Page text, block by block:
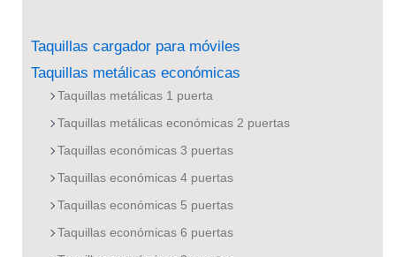
Taquillas cargador para móviles
Taquillas metálicas económicas
Taquillas metálicas 1 puerta
Taquillas metálicas económicas 2 puertas
Taquillas económicas 3 puertas
Taquillas económicas 4 puertas
Taquillas económicas 5 puertas
Taquillas económicas 6 puertas